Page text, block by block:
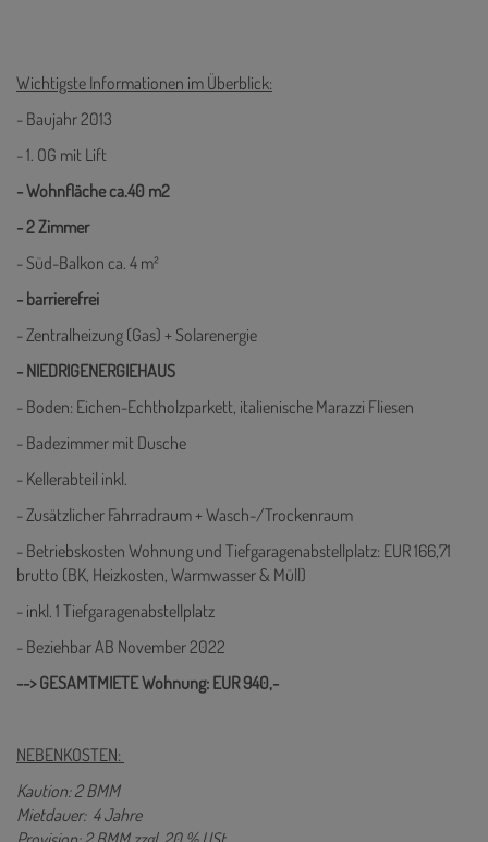
Wichtigste Informationen im Überblick:
- Baujahr 2013
- 1. OG mit Lift
- Wohnfläche ca.40 m2
- 2 Zimmer
- Süd-Balkon ca. 4 m²
- barrierefrei
- Zentralheizung (Gas) + Solarenergie
- NIEDRIGENERGIEHAUS
- Boden: Eichen-Echtholzparkett, italienische Marazzi Fliesen
- Badezimmer mit Dusche
- Kellerabteil inkl.
- Zusätzlicher Fahrradraum + Wasch-/Trockenraum
- Betriebskosten Wohnung und Tiefgaragenabstellplatz: EUR 166,71
brutto (BK, Heizkosten, Warmwasser & Müll)
- inkl. 1 Tiefgaragenabstellplatz
- Beziehbar AB November 2022
--> GESAMTMIETE Wohnung: EUR 940,-
NEBENKOSTEN:
Kaution: 2 BMM
Mietdauer: 4 Jahre